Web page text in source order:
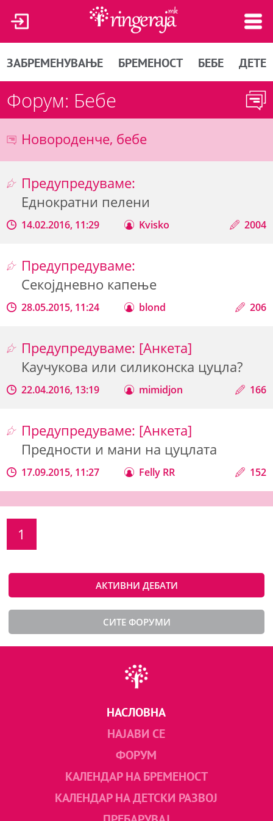
ЗАБРЕМЕНУВАЊЕ БРЕМЕНОСТ БЕБЕ ДЕТЕ
Форум: Бебе
Новороденче, бебе
Предупредуваме:
Еднократни пелени
14.02.2016, 11:29 Kvisko 2004
Предупредуваме:
Секојдневно капење
28.05.2015, 11:24 blond 206
Предупредуваме: [Анкета]
Каучукова или силиконска цуцла?
22.04.2016, 13:19 mimidjon 166
Предупредуваме: [Анкета]
Предности и мани на цуцлата
17.09.2015, 11:27 Felly RR 152
1
АКТИВНИ ДЕБАТИ
СИТЕ ФОРУМИ
НАСЛОВНА
НАЈАВИ СЕ
ФОРУМ
КАЛЕНДАР НА БРЕМЕНОСТ
КАЛЕНДАР НА ДЕТСКИ РАЗВОЈ